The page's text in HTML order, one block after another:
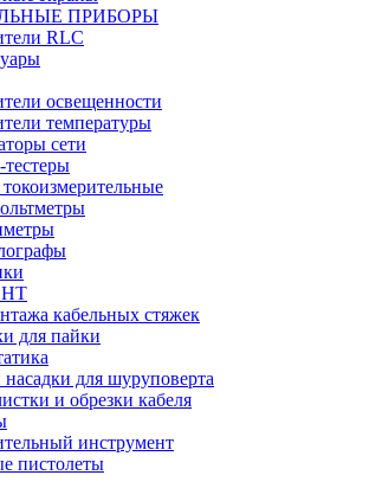
ПРИБОРЫ
RLC
освещенности
температуры
сети
тестеры
кабельных стяжек
для пайки
для шуруповерта
и обрезки кабеля
инструмент
пистолеты